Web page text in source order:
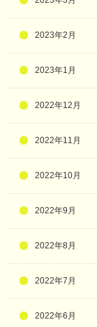
2023年2月
2023年1月
2022年12月
2022年11月
2022年10月
2022年9月
2022年8月
2022年7月
2022年6月